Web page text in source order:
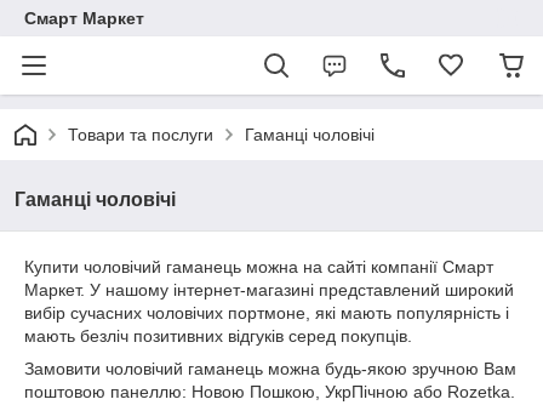
Смарт Маркет
Товари та послуги Гаманці чоловічі
Гаманці чоловічі
Купити чоловічий гаманець можна на сайті компанії Смарт
Маркет. У нашому інтернет-магазині представлений широкий
вибір сучасних чоловічих портмоне, які мають популярність і
мають безліч позитивних відгуків серед покупців.
Замовити чоловічий гаманець можна будь-якою зручною Вам
поштовою панеллю: Новою Пошкою, УкрПічною або Rozetka.